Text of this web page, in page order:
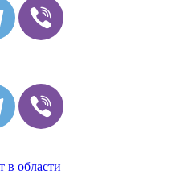
в области